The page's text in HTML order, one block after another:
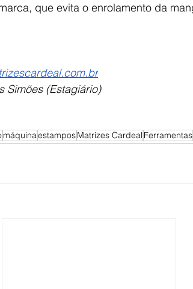
que evita o enrolamento da
Simões (Estagiário)
máquinaestamposMatrizes Cardeal Ferramentas